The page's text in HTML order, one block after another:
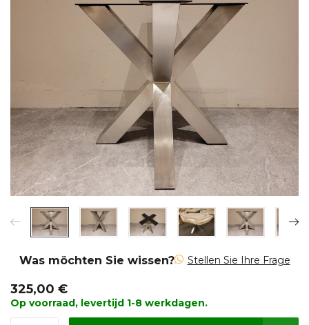
Was möchten Sie wissen? Stellen Sie Ihre Frage
325,00 €
Op voorraad, levertijd 1-8 werkdagen.